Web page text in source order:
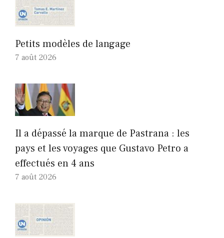
Petits modèles de langage
7 août 2026
Il a dépassé la marque de Pastrana : les
pays et les voyages que Gustavo Petro a
effectués en 4 ans
7 août 2026